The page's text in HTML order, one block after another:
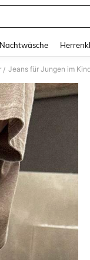
/ Jeans für Jungen im